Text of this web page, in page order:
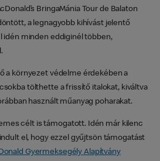
BringaMánia Tour de Balaton
a legnagyobb kihívást jelentő
idén minden eddiginél többen,
a környezet védelme érdekében a
tölthette a frissítő italokat, kiváltva
használt műanyag poharakat.
célt is támogatott. Idén már kilenc
el, hogy ezzel gyűjtsön támogatást
Gyermeksegély Alapítvány